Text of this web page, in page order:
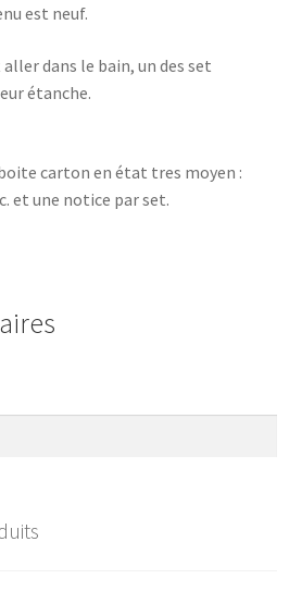
est neuf.
dans le bain, un des set
étanche.
carton en état tres moyen :
et une notice par set.